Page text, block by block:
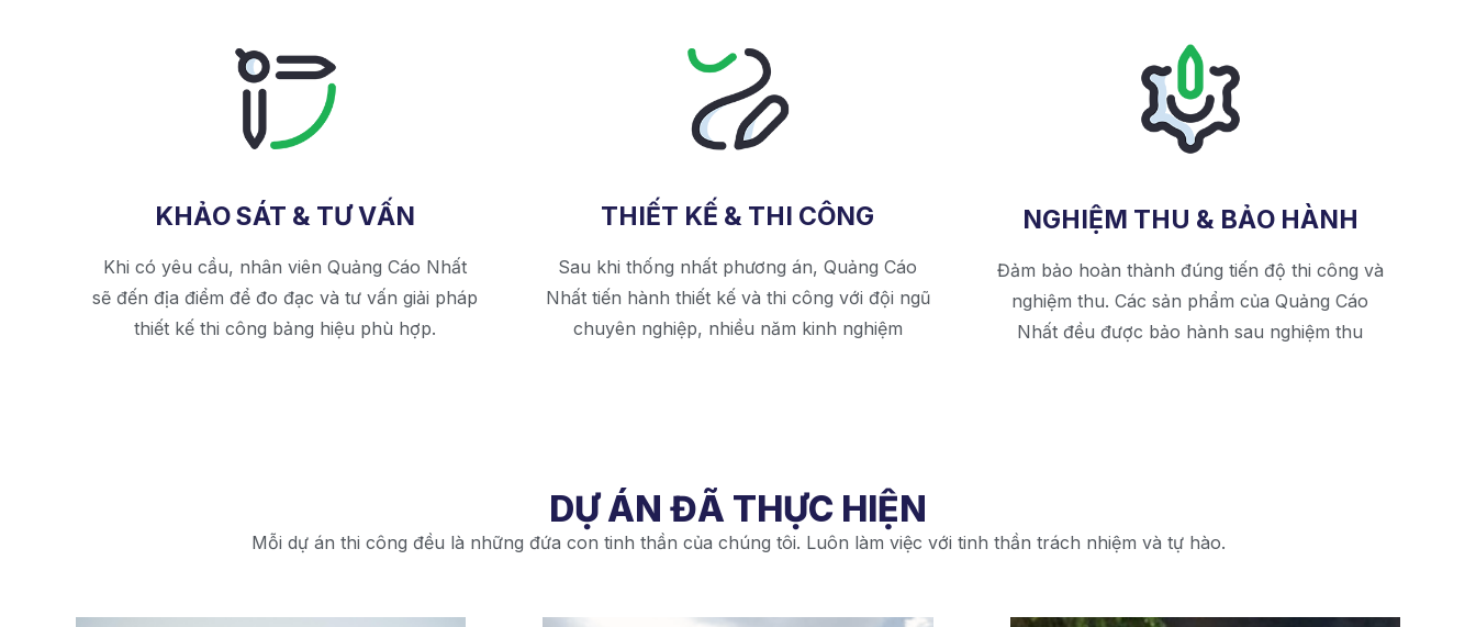
KHẢO SÁT & TƯ VẤN
Khi có yêu cầu, nhân viên Quảng Cáo Nhất
sẽ đến địa điểm để đo đạc và tư vấn giải pháp
thiết kế thi công bảng hiệu phù hợp.
THIẾT KẾ & THI CÔNG
Sau khi thống nhất phương án, Quảng Cáo
Nhất tiến hành thiết kế và thi công với đội ngũ
chuyên nghiệp, nhiều năm kinh nghiệm
NGHIỆM THU & BẢO HÀNH
Đảm bảo hoàn thành đúng tiến độ thi công và
nghiệm thu. Các sản phẩm của Quảng Cáo
Nhất đều được bảo hành sau nghiệm thu
DỰ ÁN ĐÃ THỰC HIỆN
Mỗi dự án thi công đều là những đứa con tinh thần của chúng tôi. Luôn làm việc với tinh thần trách nhiệm và tự hào.